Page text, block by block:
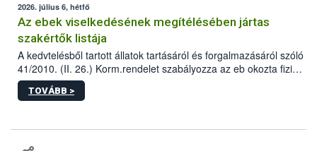
2026. július 6, hétfő
Az ebek viselkedésének megítélésében jártas
szakértők listája
A kedvtelésből tartott állatok tartásáról és forgalmazásáról szóló
41/2010. (II. 26.) Korm.rendelet szabályozza az eb okozta fizikai
sérülés, illetve ennek veszélye keletkezésekor felmerülő
hatósági feladatokat, valamint a veszélyes eb tartását és annak
TOVÁBB >